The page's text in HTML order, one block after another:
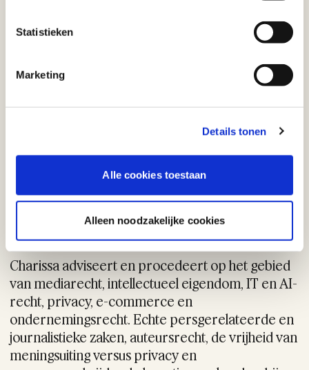
Statistieken
Marketing
Details tonen
Alle cookies toestaan
Alleen noodzakelijke cookies
Charissa Koster
Advocaat
Charissa adviseert en procedeert op het gebied
van mediarecht, intellectueel eigendom, IT en AI-
recht, privacy, e-commerce en
ondernemingsrecht. Echte persgerelateerde en
journalistieke zaken, auteursrecht, de vrijheid van
meningsuiting versus privacy en